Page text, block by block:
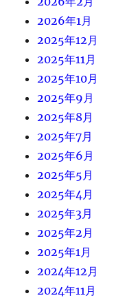
2026年1月
2025年12月
2025年11月
2025年10月
2025年9月
2025年8月
2025年7月
2025年6月
2025年5月
2025年4月
2025年3月
2025年2月
2025年1月
2024年12月
2024年11月